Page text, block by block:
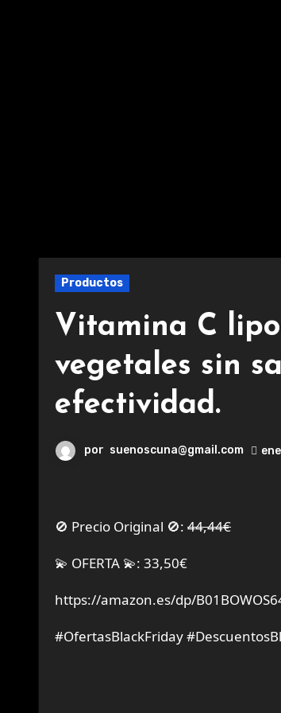
Productos
Vitamina C
vegetales sin
efectividad.
por suenoscuna@gmail.com
🚫 Precio Original 🚫: 44,44€
💫 OFERTA 💫: 33,50€
https://amazon.es/dp/
#OfertasBlackFriday